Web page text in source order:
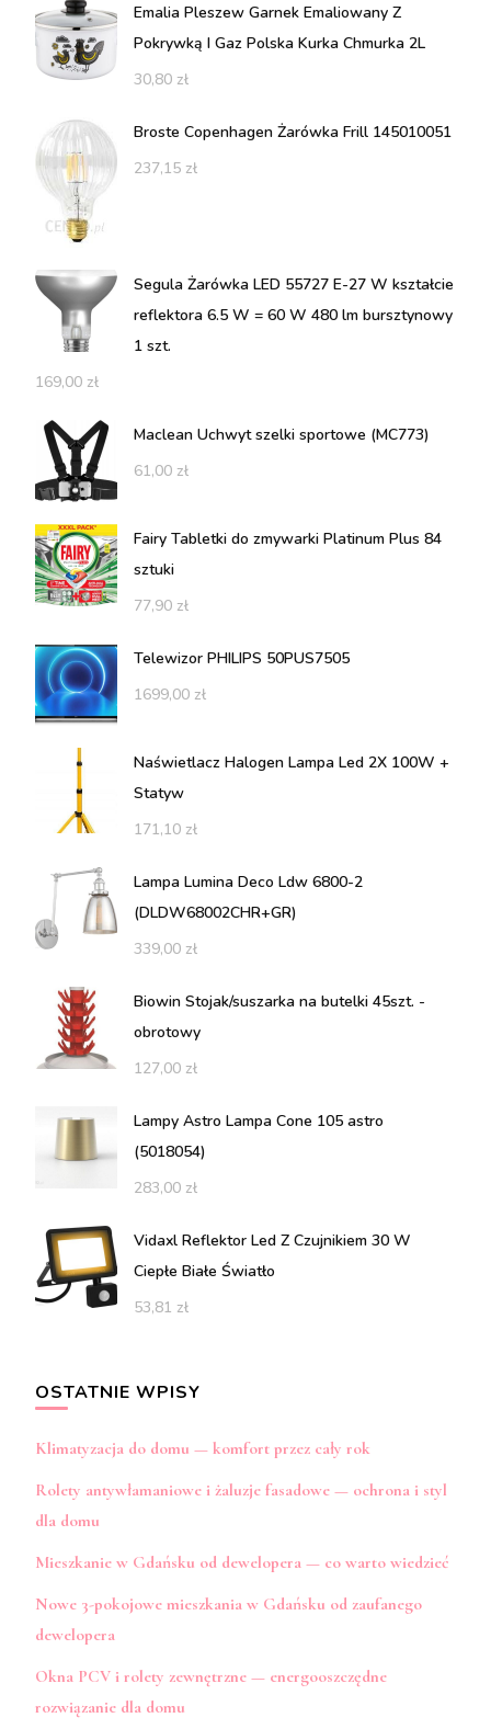
Emalia Pleszew Garnek Emaliowany Z
Pokrywką I Gaz Polska Kurka Chmurka 2L
30,80 zł
Broste Copenhagen Żarówka Frill 145010051
237,15 zł
Segula Żarówka LED 55727 E-27 W kształcie
reflektora 6.5 W = 60 W 480 lm bursztynowy
1 szt.
169,00 zł
Maclean Uchwyt szelki sportowe (MC773)
61,00 zł
Fairy Tabletki do zmywarki Platinum Plus 84
sztuki
77,90 zł
Telewizor PHILIPS 50PUS7505
1699,00 zł
Naświetlacz Halogen Lampa Led 2X 100W +
Statyw
171,10 zł
Lampa Lumina Deco Ldw 6800-2
(DLDW68002CHR+GR)
339,00 zł
Biowin Stojak/suszarka na butelki 45szt. -
obrotowy
127,00 zł
Lampy Astro Lampa Cone 105 astro
(5018054)
283,00 zł
Vidaxl Reflektor Led Z Czujnikiem 30 W
Ciepłe Białe Światło
53,81 zł
OSTATNIE WPISY
Klimatyzacja do domu — komfort przez cały rok
Rolety antywłamaniowe i żaluzje fasadowe — ochrona i styl
dla domu
Mieszkanie w Gdańsku od dewelopera — co warto wiedzieć
Nowe 3-pokojowe mieszkania w Gdańsku od zaufanego
dewelopera
Okna PCV i rolety zewnętrzne — energooszczędne
rozwiązanie dla domu